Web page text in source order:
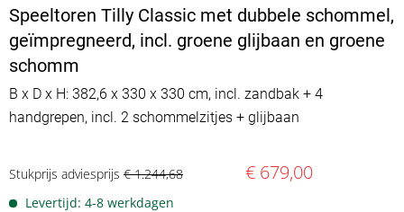
Speeltoren Tilly Classic met dubbele schommel,
geïmpregneerd, incl. groene glijbaan en groene
schomm
B x D x H: 382,6 x 330 x 330 cm, incl. zandbak + 4
handgrepen, incl. 2 schommelzitjes + glijbaan
Stukprijs adviesprijs € 1.244,68 € 679,00
Levertijd: 4-8 werkdagen